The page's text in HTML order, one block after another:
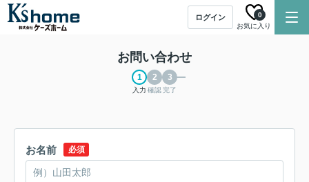
ログイン
お気に入り
0
お問い合わせ
入力 確認完了
お名前 必須